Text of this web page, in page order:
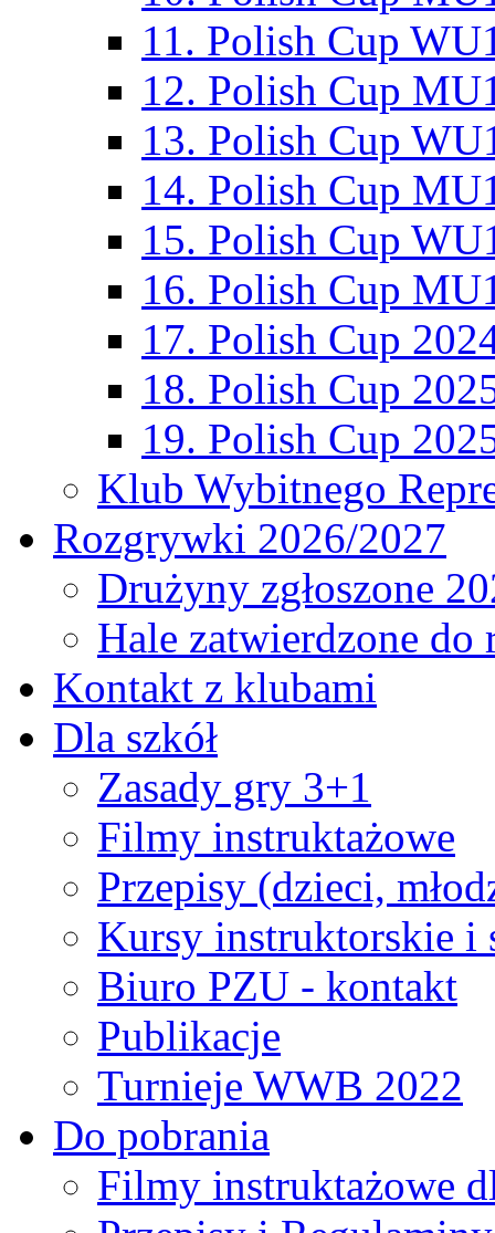
11. Polish Cup
12. Polish Cup
13. Polish Cup
14. Polish Cup
15. Polish Cup
16. Polish Cup
17. Polish Cup
18. Polish Cup
19. Polish Cup
Klub Wybitnego
Rozgrywki 2026/2027
Drużyny zgłoszone
Hale zatwierdzone
Kontakt z klubami
Dla szkół
Zasady gry 3+1
Filmy instruktażowe
Przepisy (dzieci,
Kursy instruktorskie i
Biuro PZU - kontakt
Publikacje
Turnieje WWB 2022
Do pobrania
Filmy instruktażowe